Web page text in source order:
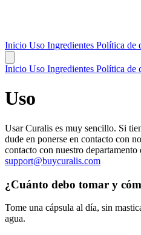
Inicio Uso Ingredientes Política de
Inicio Uso Ingredientes Política de
Uso
Usar Curalis es muy sencillo. Si
dude en ponerse en contacto con
contacto con nuestro
support@buycuralis.com
¿Cuánto debo tomar y
Tome una cápsula al día, sin
agua.